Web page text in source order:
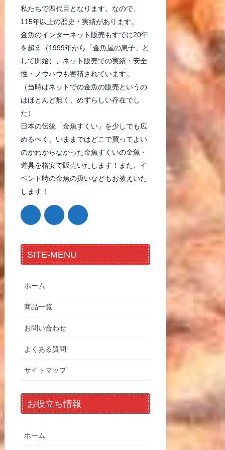
私たちで四代目となります。なので、
115年以上の歴史・実績があります。
金魚のインターネット販売もすでに20年
を超え（1999年から「金魚屋の息子」と
して開始）、ネット販売での実績・安全
性・ノウハウも蓄積されています。
（当時はネットでの金魚の販売というの
はほとんど無く、めずらしい存在でし
た）
日本の伝統「金魚すくい」を少しでも広
めるべく、いままではどこで買ってよい
のかわからなかった金魚すくいの金魚・
道具を格安で販売いたします！また、イ
ベント時の金魚の扱いなどもお教えいた
します！
SITE-MENU
ホーム
商品一覧
お問い合わせ
よくある質問
サイトマップ
お役立ち情報
ホーム